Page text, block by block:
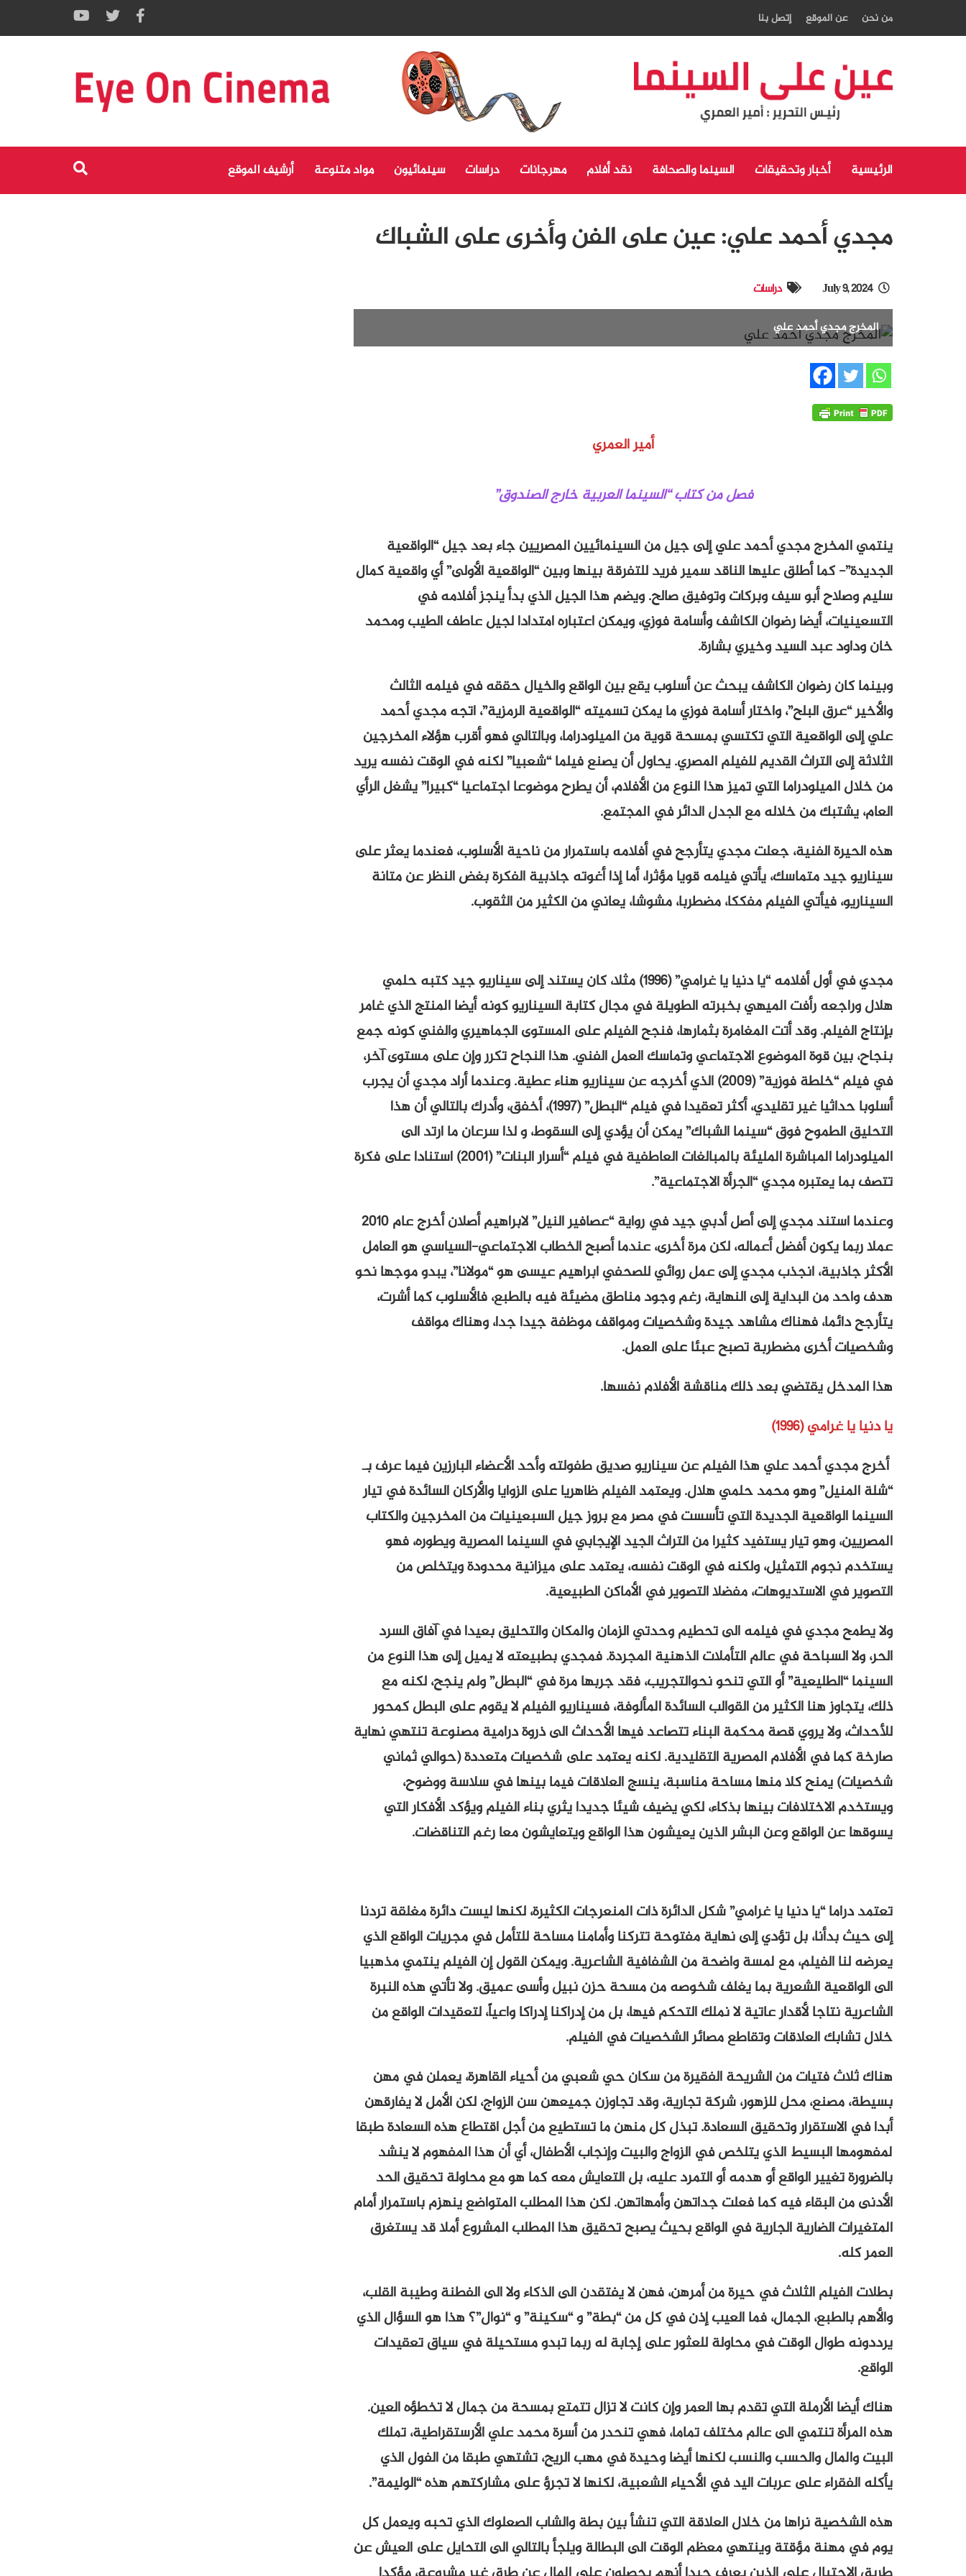
من نحن عن الموقع إتصل بنا
الرئيسية أخبار وتحقيقات السينما والصحافة نقد أفلام مهرجانات دراسات سينمائيون مواد متنوعة أرشيف الموقع
مجدي أحمد علي: عين على الفن وأخرى على الشباك
July 9, 2024 دراسات
المخرج مجدي أحمد علي
أمير العمري
فصل من كتاب “السينما العربية خارج الصندوق”
ينتمي المخرج مجدي أحمد علي إلى جيل من السينمائيين المصريين جاء بعد جيل “الواقعية
الجديدة”- كما أطلق عليها الناقد سمير فريد للتفرقة بينها وبين “الواقعية الأولى” أي واقعية كمال
سليم وصلاح أبو سيف وبركات وتوفيق صالح. ويضم هذا الجيل الذي بدأ ينجز أفلامه في
التسعينيات، أيضا رضوان الكاشف وأسامة فوزي، ويمكن اعتباره امتدادا لجيل عاطف الطيب ومحمد
خان وداود عبد السيد وخيري بشارة.
وبينما كان رضوان الكاشف يبحث عن أسلوب يقع بين الواقع والخيال حققه في فيلمه الثالث
والأخير “عرق البلح”، واختار أسامة فوزي ما يمكن تسميته “الواقعية الرمزية”، اتجه مجدي أحمد
علي إلى الواقعية التي تكتسي بمسحة قوية من الميلودراما، وبالتالي فهو أقرب هؤلاء المخرجين
الثلاثة إلى التراث القديم للفيلم المصري. يحاول أن يصنع فيلما “شعبيا” لكنه في الوقت نفسه يريد
من خلال الميلودراما التي تميز هذا النوع من الأفلام، أن يطرح موضوعا اجتماعيا “كبيرا” يشغل الرأي
العام، يشتبك من خلاله مع الجدل الدائر في المجتمع.
هذه الحيرة الفنية، جعلت مجدي يتأرجح في أفلامه باستمرار من ناحية الأسلوب، فعندما يعثر على
سيناريو جيد متماسك، يأتي فيلمه قويا مؤثرا، أما إذا أغوته جاذبية الفكرة بغض النظر عن متانة
السيناريو، فيأتي الفيلم مفككا، مضطربا، مشوشا، يعاني من الكثير من الثقوب.
مجدي في أول أفلامه “يا دنيا يا غرامي” (1996) مثلا، كان يستند إلى سيناريو جيد كتبه حلمي
هلال وراجعه رأفت الميهي بخبرته الطويلة في مجال كتابة السيناريو كونه أيضا المنتج الذي غامر
بإنتاج الفيلم. وقد أتت المغامرة بثمارها، فنجح الفيلم على المستوى الجماهيري والفني كونه جمع
بنجاح، بين قوة الموضوع الاجتماعي وتماسك العمل الفني. هذا النجاح تكرر وإن على مستوى آخر،
في فيلم “خلطة فوزية” (2009) الذي أخرجه عن سيناريو هناء عطية. وعندما أراد مجدي أن يجرب
أسلوبا حداثيا غير تقليدي، أكثر تعقيدا في فيلم “البطل” (1997)، أخفق، وأدرك بالتالي أن هذا
التحليق الطموح فوق “سينما الشباك” يمكن أن يؤدي إلى السقوط، و لذا سرعان ما ارتد الى
الميلودراما المباشرة المليئة بالمبالغات العاطفية في فيلم “أسرار البنات” (2001) استنادا على فكرة
تتصف بما يعتبره مجدي “الجرأة الاجتماعية”.
وعندما استند مجدي إلى أصل أدبي جيد في رواية “عصافير النيل” لابراهيم أصلان أخرج عام 2010
عملا ربما يكون أفضل أعماله، لكن مرة أخرى، عندما أصبح الخطاب الاجتماعي-السياسي هو العامل
الأكثر جاذبية، انجذب مجدي إلى عمل روائي للصحفي ابراهيم عيسى هو “مولانا”، يبدو موجها نحو
هدف واحد من البداية إلى النهاية، رغم وجود مناطق مضيئة فيه بالطبع، فالأسلوب كما أشرت،
يتأرجح دائما، فهناك مشاهد جيدة وشخصيات ومواقف موظفة جيدا جدا، وهناك مواقف
وشخصيات أخرى مضطربة تصبح عبئا على العمل.
هذا المدخل يقتضي بعد ذلك مناقشة الأفلام نفسها.
يا دنيا يا غرامي (1996)
أخرج مجدي أحمد علي هذا الفيلم عن سيناريو صديق طفولته وأحد الأعضاء البارزين فيما عرف بـ
“شلة المنيل” وهو محمد حلمي هلال. ويعتمد الفيلم ظاهريا على الزوايا والأركان السائدة في تيار
السينما الواقعية الجديدة التي تأسست في مصر مع بروز جيل السبعينيات من المخرجين والكتاب
المصريين، وهو تيار يستفيد كثيرا من التراث الجيد الإيجابي في السينما المصرية ويطوره، فهو
يستخدم نجوم التمثيل، ولكنه في الوقت نفسه، يعتمد على ميزانية محدودة ويتخلص من
التصوير في الاستديوهات، مفضلا التصوير في الأماكن الطبيعية.
ولا يطمح مجدي في فيلمه الى تحطيم وحدتي الزمان والمكان والتحليق بعيدا في آفاق السرد
الحر، ولا السباحة في عالم التأملات الذهنية المجردة. فمجدي بطبيعته لا يميل إلى هذا النوع من
السينما “الطليعية” أو التي تنحو نحوالتجريب، فقد جربها مرة في “البطل” ولم ينجح، لكنه مع
ذلك، يتجاوز هنا الكثير من القوالب السائدة المألوفة، فسيناريو الفيلم لا يقوم على البطل كمحور
للأحداث، ولا يروي قصة محكمة البناء تتصاعد فيها الأحداث الى ذروة درامية مصنوعة تنتهي نهاية
صارخة كما في الأفلام المصرية التقليدية. لكنه يعتمد على شخصيات متعددة (حوالي ثماني
شخصيات) يمنح كلا منها مساحة مناسبة، ينسج العلاقات فيما بينها في سلاسة ووضوح،
ويستخدم الاختلافات بينها بذكاء، لكي يضيف شيئا جديدا يثري بناء الفيلم ويؤكد الأفكار التي
يسوقها عن الواقع وعن البشر الذين يعيشون هذا الواقع ويتعايشون معا رغم التناقضات.
تعتمد دراما “يا دنيا يا غرامي” شكل الدائرة ذات المنعرجات الكثيرة، لكنها ليست دائرة مغلقة تردنا
إلى حيث بدأنا، بل تؤدي إلى نهاية مفتوحة تتركنا وأمامنا مساحة للتأمل في مجريات الواقع الذي
يعرضه لنا الفيلم، مع لمسة واضحة من الشفافية الشاعرية. ويمكن القول إن الفيلم ينتمي مذهبيا
الى الواقعية الشعرية بما يغلف شخوصه من مسحة حزن نبيل وأسى عميق. ولا تأتي هذه النبرة
الشاعرية نتاجا لأقدار عاتية لا نملك التحكم فيها، بل من إدراكنا إدراكا واعياً، لتعقيدات الواقع من
خلال تشابك العلاقات وتقاطع مصائر الشخصيات في الفيلم.
هناك ثلاث فتيات من الشريحة الفقيرة من سكان حي شعبي من أحياء القاهرة، يعملن في مهن
بسيطة، مصنع، محل للزهور، شركة تجارية، وقد تجاوزن جميعهن سن الزواج، لكن الأمل لا يفارقهن
أبدا في الاستقرار وتحقيق السعادة. تبذل كل منهن ما تستطيع من أجل اقتطاع هذه السعادة طبقا
لمفهومها البسيط الذي يتلخص في الزواج والبيت وإنجاب الأطفال، أي أن هذا المفهوم لا ينشد
بالضرورة تغيير الواقع أو هدمه أو التمرد عليه، بل التعايش معه كما هو مع محاولة تحقيق الحد
الأدنى من البقاء فيه كما فعلت جداتهن وأمهاتهن. لكن هذا المطلب المتواضع ينهزم باستمرار أمام
المتغيرات الضارية الجارية في الواقع بحيث يصبح تحقيق هذا المطلب المشروع أملا قد يستغرق
العمر كله.
بطلات الفيلم الثلاث في حيرة من أمرهن، فهن لا يفتقدن الى الذكاء ولا الى الفطنة وطيبة القلب،
والأهم بالطبع، الجمال، فما العيب إذن في كل من “بطة” و “سكينة” و “نوال”؟ هذا هو السؤال الذي
يرددونه طوال الوقت في محاولة للعثور على إجابة له ربما تبدو مستحيلة في سياق تعقيدات
الواقع.
هناك أيضا الأرملة التي تقدم بها العمر وإن كانت لا تزال تتمتع بمسحة من جمال لا تخطؤه العين.
هذه المرأة تنتمي الى عالم مختلف تماما، فهي تنحدر من أسرة محمد علي الأرستقراطية، تملك
البيت والمال والحسب والنسب لكنها أيضا وحيدة في مهب الريح، تشتهي طبقا من الفول الذي
يأكله الفقراء على عربات اليد في الأحياء الشعبية، لكنها لا تجرؤ على مشاركتهم هذه “الوليمة”.
هذه الشخصية نراها من خلال العلاقة التي تنشأ بين بطة والشاب الصعلوك الذي تحبه ويعمل كل
يوم في مهنة مؤقتة وينتهي معظم الوقت الى البطالة ويلجأ بالتالي الى التحايل على العيش عن